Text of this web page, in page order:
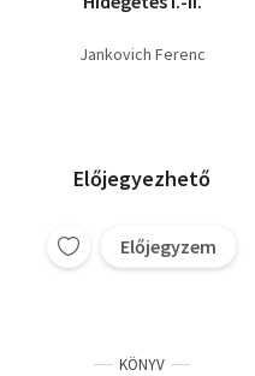
Jankovich Ferenc
Előjegyezhető
Előjegyzem
KÖNYV